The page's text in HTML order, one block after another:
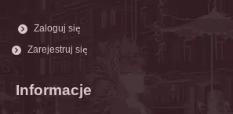
Zaloguj się
Zarejestruj się
Informacje